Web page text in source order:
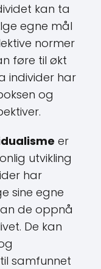
kan ta
egne mål
normer
føre til økt
individer har
og
er
utvikling
har
sine egne
de oppnå
De kan
samfunnet